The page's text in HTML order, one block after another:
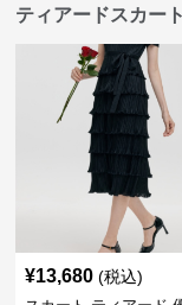
ティアードスカー
¥13,680 (税込)